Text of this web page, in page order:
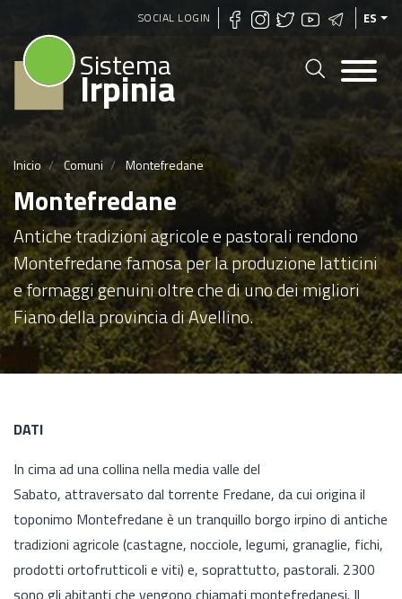
Pasar
SOCIAL LOGIN ES
Sistema
Irpinia
Inicio Comuni Montefredane
Montefredane
Antiche tradizioni agricole e pastorali rendono
Montefredane famosa per la produzione latticini
e formaggi genuini oltre che di uno dei migliori
Fiano della provincia di Avellino.
DATI
In cima ad una collina nella media valle del
Sabato, attraversato dal torrente Fredane, da cui origina il
toponimo Montefredane è un tranquillo borgo irpino di antiche
tradizioni agricole (castagne, nocciole, legumi, granaglie, fichi,
prodotti ortofrutticoli e viti) e, soprattutto, pastorali. 2300
sono gli abitanti che vengono chiamati montefredanesi. Il